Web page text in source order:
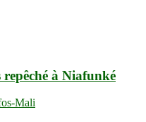
à Niafunké
Mali